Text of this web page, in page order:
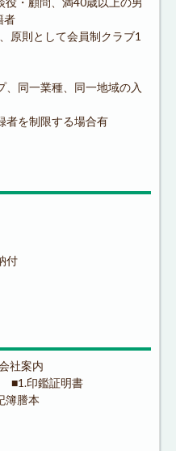
者
原則として会員制クラブ1
同一業種、同一地域の入
者を制限する場合有
付
社案内
■1.印鑑証明書
簿謄本